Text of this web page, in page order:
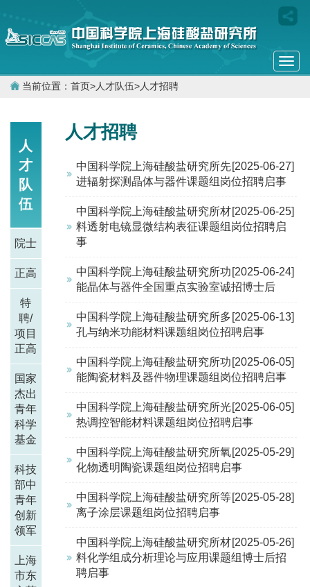
当前位置： 首页>人才队伍>人才招聘
人
才
队
伍
院士
正高
特
聘/
项目
正高
国家
杰出
青年
科学
基金
科技
部中
青年
创新
领军
上海
市东
人才招聘
[2025-06-27]
中国科学院上海硅酸盐研究所先
进辐射探测晶体与器件课题组岗位招聘启事
[2025-06-25]
中国科学院上海硅酸盐研究所材
料透射电镜显微结构表征课题组岗位招聘启
事
[2025-06-24]
中国科学院上海硅酸盐研究所功
能晶体与器件全国重点实验室诚招博士后
[2025-06-13]
中国科学院上海硅酸盐研究所多
孔与纳米功能材料课题组岗位招聘启事
[2025-06-05]
中国科学院上海硅酸盐研究所功
能陶瓷材料及器件物理课题组岗位招聘启事
[2025-06-05]
中国科学院上海硅酸盐研究所光
热调控智能材料课题组岗位招聘启事
[2025-05-29]
中国科学院上海硅酸盐研究所氧
化物透明陶瓷课题组岗位招聘启事
[2025-05-28]
中国科学院上海硅酸盐研究所等
离子涂层课题组岗位招聘启事
[2025-05-26]
中国科学院上海硅酸盐研究所材
料化学组成分析理论与应用课题组博士后招
聘启事